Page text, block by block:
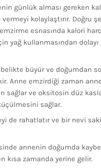
günlük alması gereken
vermeyi kolaylaştırır. Doğru
esnasında kalori
yağ kullanmasından dolayı
büyür ve doğumdan
Anne emzirdiği zaman
sağlar ve oksitosin düz
sağlar.
de rahatlatır ve bir nevi
annenin doğumda
kısa zamanda yerine gelir.